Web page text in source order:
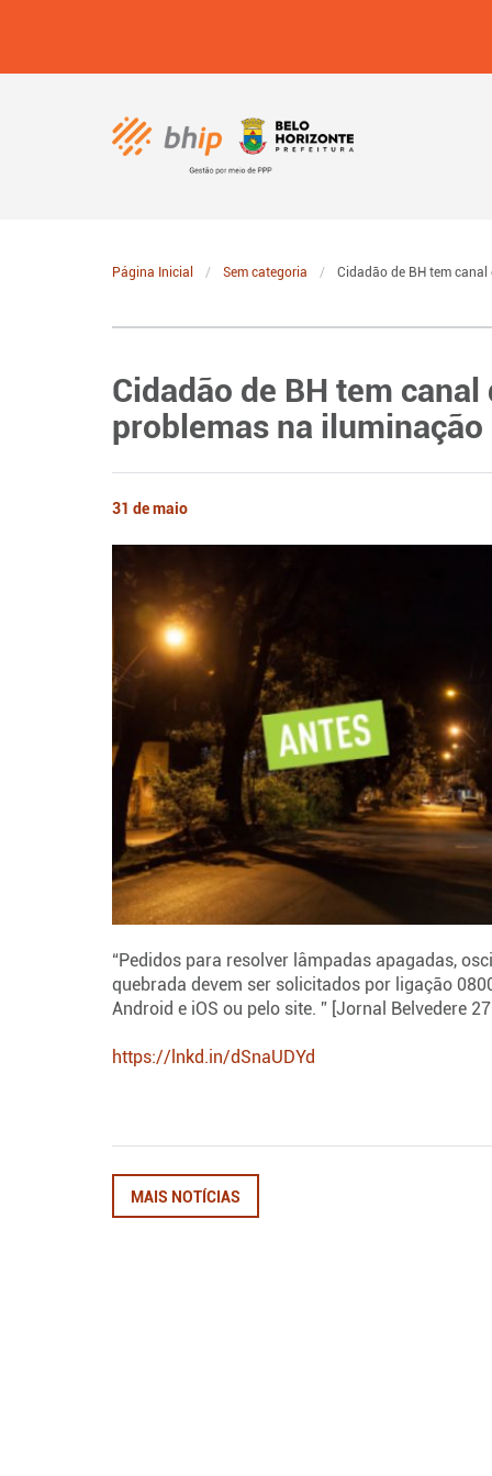
Página Inicial Sem categoria Cidadão de BH tem
Cidadão de BH tem
problemas na
31 de maio
“Pedidos para resolver lâmpadas apagadas,
quebrada devem ser solicitados por ligação
Android e iOS ou pelo site. ” [Jornal Belvedere
https://lnkd.in/dSnaUDYd
MAIS NOTÍCIAS